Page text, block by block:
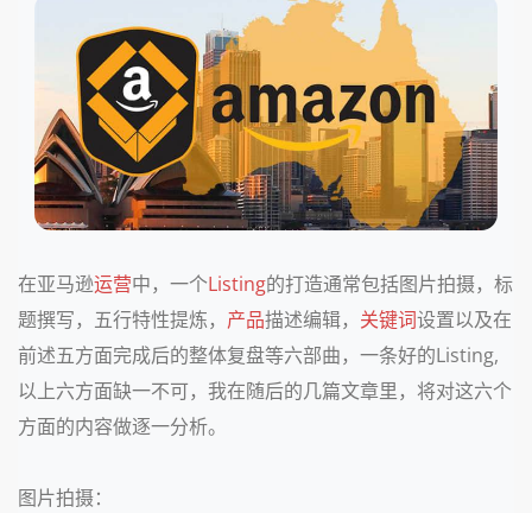
在亚马逊运营中，一个Listing的打造通常包括图片拍摄，标
题撰写，五行特性提炼， 产品描述编辑， 关键词设置以及在
前述五方面完成后的整体复盘等六部曲，一条好的Listing,
以上六方面缺一不可，我在随后的几篇文章里，将对这六个
方面的内容做逐一分析。
图片拍摄：